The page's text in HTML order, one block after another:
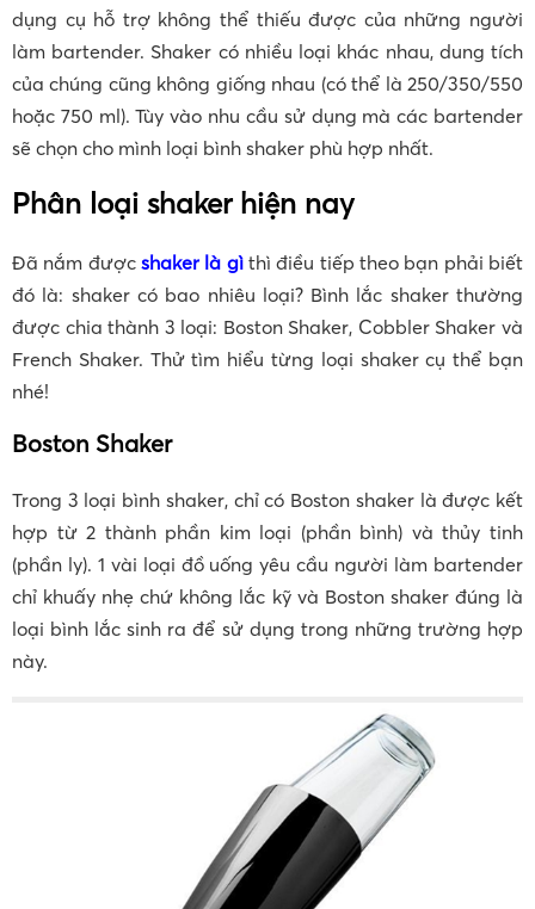
dụng cụ hỗ trợ không thể thiếu được của những người
làm bartender. Shaker có nhiều loại khác nhau, dung tích
của chúng cũng không giống nhau (có thể là 250/350/550
hoặc 750 ml). Tùy vào nhu cầu sử dụng mà các bartender
sẽ chọn cho mình loại bình shaker phù hợp nhất.
Phân loại shaker hiện nay
Đã nắm được shaker là gìthì điều tiếp theo bạn phải biết
đó là: shaker có bao nhiêu loại? Bình lắc shaker thường
được chia thành 3 loại: Boston Shaker, Cobbler Shaker và
French Shaker. Thử tìm hiểu từng loại shaker cụ thể bạn
nhé!
Boston Shaker
Trong 3 loại bình shaker, chỉ có Boston shaker là được kết
hợp từ 2 thành phần kim loại (phần bình) và thủy tinh
(phần ly). 1 vài loại đồ uống yêu cầu người làm bartender
chỉ khuấy nhẹ chứ không lắc kỹ và Boston shaker đúng là
loại bình lắc sinh ra để sử dụng trong những trường hợp
này.